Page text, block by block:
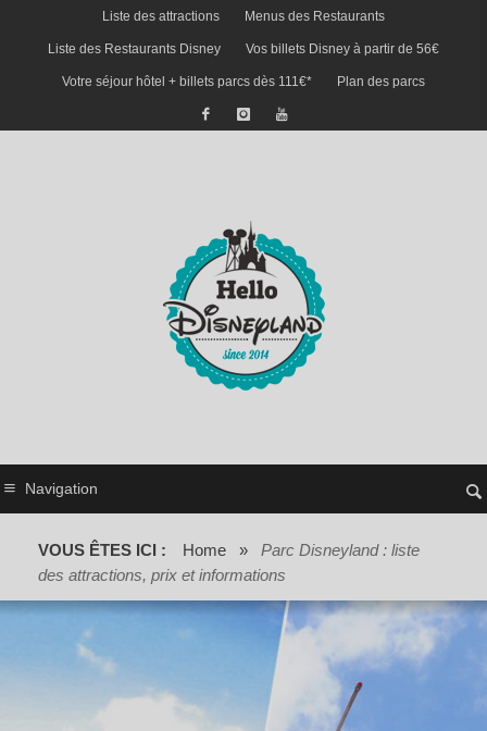
Liste des attractions Menus des Restaurants
Liste des Restaurants Disney Vos billets Disney à partir de 56€
Votre séjour hôtel + billets parcs dès 111€* Plan des parcs
Navigation
VOUS ÊTES ICI : Home »
Parc Disneyland : liste
des attractions, prix et informations